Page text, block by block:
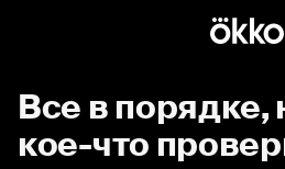
Все в порядке,
кое-что